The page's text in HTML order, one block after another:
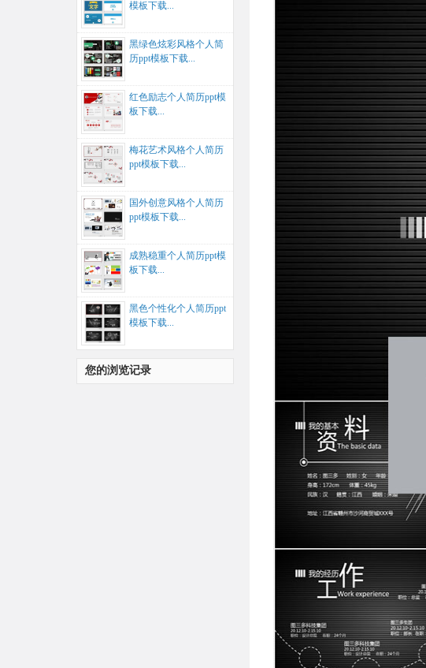
模板下载...
黑绿色炫彩风格个人简
历ppt模板下载...
红色励志个人简历ppt模
板下载...
梅花艺术风格个人简历
ppt模板下载...
国外创意风格个人简历
ppt模板下载...
成熟稳重个人简历ppt模
板下载...
黑色个性化个人简历ppt
模板下载...
您的浏览记录